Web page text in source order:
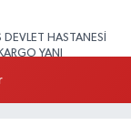
HASTANESİ
YANI